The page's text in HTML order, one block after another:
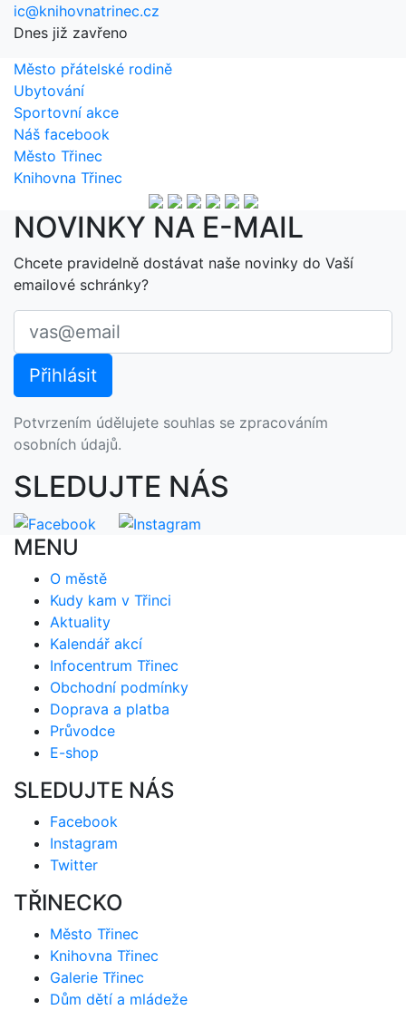
ic@knihovnatrinec.cz
Dnes již zavřeno
Město přátelské rodině
Ubytování
Sportovní akce
Náš facebook
Město Třinec
Knihovna Třinec
NOVINKY NA E-MAIL
Chcete pravidelně dostávat naše novinky do Vaší
emailové schránky?
Potvrzením údělujete souhlas se zpracováním
osobních údajů.
SLEDUJTE NÁS
MENU
O městě
Kudy kam v Třinci
Aktuality
Kalendář akcí
Infocentrum Třinec
Obchodní podmínky
Doprava a platba
Průvodce
E-shop
SLEDUJTE NÁS
Facebook
Instagram
Twitter
TŘINECKO
Město Třinec
Knihovna Třinec
Galerie Třinec
Dům dětí a mládeže